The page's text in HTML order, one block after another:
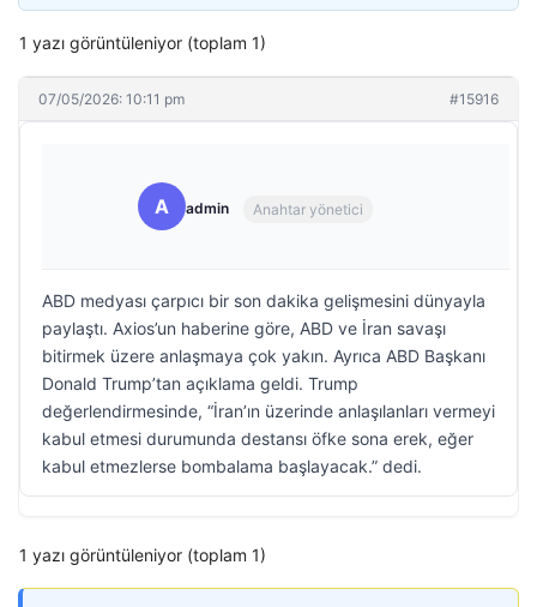
1 yazı görüntüleniyor (toplam 1)
07/05/2026: 10:11 pm #15916
A admin Anahtar yönetici
ABD medyası çarpıcı bir son dakika gelişmesini dünyayla
paylaştı. Axios’un haberine göre, ABD ve İran savaşı
bitirmek üzere anlaşmaya çok yakın. Ayrıca ABD Başkanı
Donald Trump’tan açıklama geldi. Trump
değerlendirmesinde, “İran’ın üzerinde anlaşılanları vermeyi
kabul etmesi durumunda destansı öfke sona erek, eğer
kabul etmezlerse bombalama başlayacak.” dedi.
1 yazı görüntüleniyor (toplam 1)